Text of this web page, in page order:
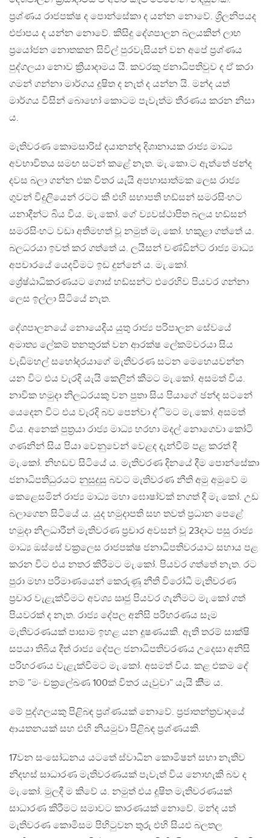
ප්‍රශ්ණය රාජපක්ෂ ද පොන්සේකා ද යන්න නොවේ. ශ්‍රිලනිපයද
එජාපය ද යන්න නොවේ. කිසිදු දේශපාලන බලයකින් ලාභ
ප්‍රයෝජන නොතකන සිවිල් පුරවැසියන් වන අපේ ප්‍රශ්ණය
පුද්ගලයා නොව ක්‍රියාදාමය යි. කවරකු ජනාධිපතිවුව ද ඒ කරා
ගමන් ගන්නා මාර්ගය දූෂිත ද නැත් ද යන්න යි. මන්ද යත්
මාර්ගය විසින් බොහෝ කොටම පැවැත්ම තීරණය කරන නිසා
ය.
මැතිවරණ කොමසාරිස් දයානන්ද දිශානායක රාජ්‍ය මාධ්‍ය
අවභාවිතය සමඟ සටන් කළේ නැත. මැ.කො.ට ඇත්තේ ඡන්ද
දවස බලා ගන්න එක විතර යැයි අපහාසාත්මක ලෙස රාජ්‍ය
ගුවන් විදුලියෙන් රටට කී එහි සභාපති හඩ්සන් සමරසිංහට
යනාදීන්ට බිය විය. මැ.කෝ. ගේ ව්‍යවස්ථාපිත බලය හඩ්සන්
සමරසිංහට වඩා අතිමහත් වූ නමුත් මැ.කෝ. හකුළා ගත්තේ ය.
බලධරයා ඉවත් කර ගත්තේ ය. ලයිසන් චණ්ඩින්ට රාජ්‍ය මාධ්‍ය
අපචාරයේ යෙදවීමට ඉඩ දුන්නේ ය. මැ.කෝ.
ශ්‍රේෂ්ඨාධිකරණයට ගොස් හඩ්සන්ට එරෙහිව පියවර ගන්නා
ලෙස ඉල්ලා සිටියේ නැත.
දේශපාලනයේ නොයෙදිය යුතු රාජ්‍ය පරිපාලන සේවයේ
අමාත්‍ය ලේකම් තනතුරක් වන ආරක්ෂ ලේකම්වරයා සිය
වැඩිමහල් සහෝදරයාගේ මැතිවරණ සටන මෙහෙයවන්න
යන විට එය වැරදි යැයි කෙලින් කීමට මැ.කෝ. අසමත් විය.
නාවික හමුදා නිලධරයකු වන පුතා සිය පියාගේ ඡන්ද සටනේ
යෙදෙන විට එය වැරදි බව පෙන්වා ද්ිමට මැ.කෝ. අසමත්
විය. අනෙක් පුත්‍රයා රාජ්‍ය මාධ්‍ය හරහා මදල් නොගෙවා කෝටි
ගණනින් සිය පියා වෙනුවෙන් වෙළද දැන්වීම් පළ කරත් දී
මැ.කෝ. නිහඩව සිටියේ ය. මැතිවරණ දිනයේ දීම පොන්සේකා
ජනාධිපතිධුරයට නුසුදුසු බවට මැතිවරණ නීති අමු අමුවේ ම
කෙළෙසමින් රාජ්‍ය මාධ්‍ය මහා ඝොෂා්වක් නගත් දී මැ.කෝ. උඩ
බලාගෙන සිටියේ ය. යුද හමුදාපති සහ තවත් ප්‍රධාන පෙළේ
හමුදා නිලධාරීන් මැතිවරණ ප්‍රචාර අවසන් වූ 23දාට පසු රාජ්‍ය
මාධ්‍ය ඔස්සේ වක්‍රලෙස රාජපක්ෂ ජනාධිපතිවරයාට සහාය පළ
කරන විට එය නතර කිරීමට මැ.කෝ. පියවර ගත්තේ නැත. රට
පුරා මහා පරිමාණයෙන් කෙරුණූ නීති විරෝධී මැතිවරණ
ප්‍රචාර වැළැක්වීමට අවශ්‍ය ඍජු පියවර ගැනීමට මැ.කෝ ගත්
පියවරක් ද නැත. රාජ්‍ය දේපල අනිසි පරිහරණය සෑම
මැතිවරණයක් පාසාම ඉහළ යන දූෂණයකි. ඇති තරම් සාක්ෂි
සපයා තිබිය දීත් රාජ්‍ය දේපල ජනාධිපතිවරණය උදෙසා අනිසි
පරිහරණය වැළැක්වීමට මැ.කෝ. අසමත් විය. කළ එකම දේ
නම් ”මං චක්‍රලේඛණ 100ක් විතර යැවුවා” යැයි කිීම ය.
මේ පුද්ගලයකු පිළිබඳ ප්‍රශ්ණයක් නොවේ. ප්‍රජාතන්ත්‍රවාදයේ
ආයතනයක් සහ එහි නියමුවා පිළිබඳ ප්‍රශ්ණයකි.
17වන සංසෝධනය යටතේ ස්වාධීන කොමිෂන් සභා නැතිව
නිදහස් සාධාරණ මැතිවරණයක් පැවැත් විය නොහැකි බව ද
මැ.කෝ. මුලදී ම කිවේ ය. නමුත් එය දූෂිත මැතිවරණයක්
සාධාරණ කිරීමට සමාවට කාරණයක් නොවේ. මන්ද යත්
මැතිවරණ කොමිසම පිහිටුවන තුරු එහි සියළු බලතල